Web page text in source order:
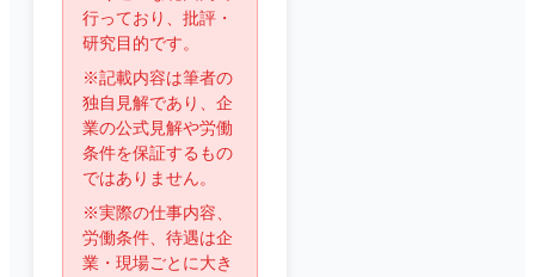
行っており、批評・
研究目的です。
※記載内容は筆者の
独自見解であり、企
業の公式見解や労働
条件を保証するもの
ではありません。
※実際の仕事内容、
労働条件、待遇は企
業・現場ごとに大き